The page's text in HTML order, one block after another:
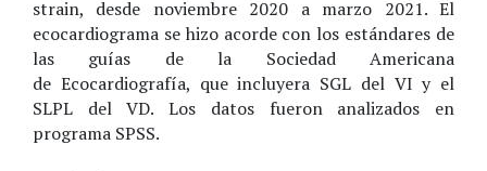
strain, desde noviembre 2020 a marzo 2021. El
ecocardiograma se hizo acorde con los estándares de
las guías de la Sociedad Americana
de Ecocardiografía, que incluyera SGL del VI y el
SLPL del VD. Los datos fueron analizados en
programa SPSS.